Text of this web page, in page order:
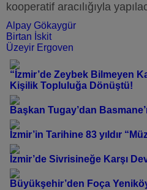
kooperatif aracılığıyla
Alpay Gökaygür
Birtan İskit
Üzeyir Ergoven
“İzmir’de Zeybek Bilmeyen
Kişilik Topluluğa Dönüştü!
Başkan Tugay’dan
İzmir’in Tarihine 83 yıldır
İzmir’de Sivrisineğe Karşı
Büyükşehir’den Foça